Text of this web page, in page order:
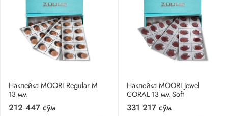
Наклейка MOORI Regular M
13 мм
212 447 сўм
Наклейка MOORI Jewel
CORAL 13 мм Soft
331 217 сўм